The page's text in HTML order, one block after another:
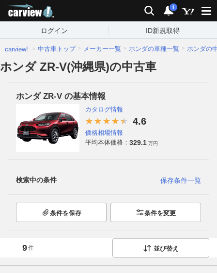
検索 通知
i
ログイン ID新規取得
carview! 中古車トップ メーカー一覧 ホンダの車種一覧 ホンダの
ホンダ ZR-V(沖縄県)の中古車
ホンダ ZR-V の基本情報
カタログ情報
4.6
価格相場情報
平均本体価格： 329.1 万円
検索中の条件 保存条件一覧
条件を保存 条件を変更
9件 並び替え